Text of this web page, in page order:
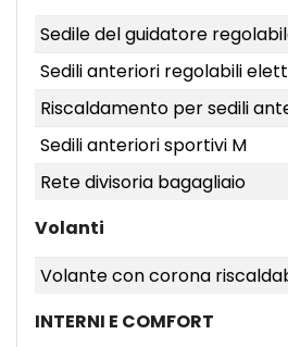
Sedile del guidatore
Sedili anteriori regolabili
Riscaldamento per sedili
Sedili anteriori sportivi M
Rete divisoria bagagliaio
Volanti
Volante con corona
INTERNI E COMFORT